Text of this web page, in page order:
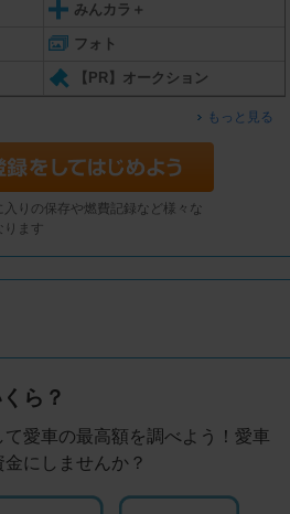
みんカラ＋
フォト
【PR】オークション
もっと見る
入りの保存や燃費記録など様々な
ります
ら？
愛車の最高額を調べよう！愛車
にしませんか？